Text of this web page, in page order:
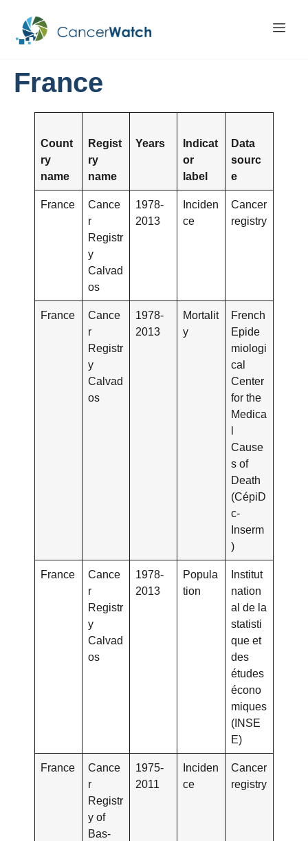
France
Count
ry
name
Regist
ry
name
Years
Indicat
or
label
Data
sourc
e
France
Cance
r
Registr
y
Calvad
os
1978-
2013
Inciden
ce
Cancer
registry
France
Cance
r
Registr
y
Calvad
os
1978-
2013
Mortalit
y
French
Epide
miologi
cal
Center
for the
Medica
Cause
s of
Death
(CépiD
c-
Inserm
)
France
Cance
r
Registr
y
Calvad
os
1978-
2013
Popula
tion
Institut
nation
al de la
statisti
que et
des
études
écono
miques
(INSE
E)
France
Cance
r
Registr
y of
Bas-
1975-
2011
Inciden
ce
Cancer
registry